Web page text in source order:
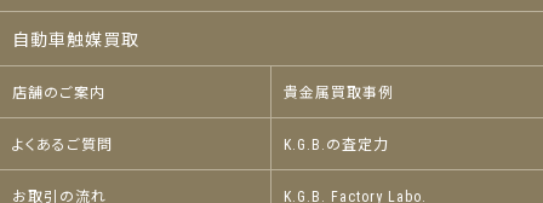
自動車触媒買取
店舗のご案内 貴金属買取事例
よくあるご質問 K.G.B.の査定力
お取引の流れ K.G.B. Factory Labo.